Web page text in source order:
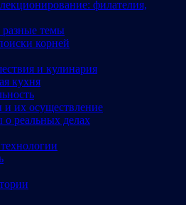
филателия,
темы
корней
и кулинария
кухня
и их осуществление
о реальных делах